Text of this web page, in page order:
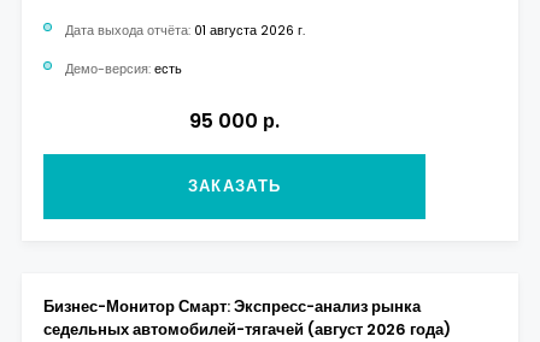
Дата выхода отчёта: 01 августа 2026 г.
Демо-версия: есть
95 000 р.
ЗАКАЗАТЬ
Бизнес-Монитор Смарт: Экспресс-анализ рынка
седельных автомобилей-тягачей (август 2026 года)